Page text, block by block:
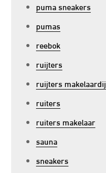
puma sneakers
pumas
reebok
ruijters
ruijters makelaardij
ruiters
ruiters makelaar
sauna
sneakers